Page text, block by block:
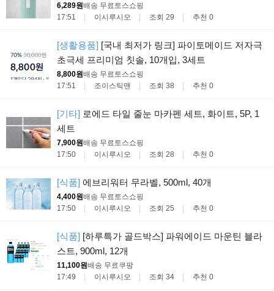
6,289원배송 무료토스쇼핑
17:51
이시루시오 조회 29 추천 0
[생활용품] [국내 최저가 링크] 파이토메이드 저자극
초극세 프리미엄 칫솔, 10개입, 3세트
8,800원배송 무료토스쇼핑
17:51
조이스틱맨 조회 38 추천 0
[기타] 로에드 타일 줄눈 마카펜 세트, 화이트, 5P, 1
세트
7,900원배송 무료토스쇼핑
17:50
이시루시오 조회 28 추천 0
[식품] 에브리워터 무라벨, 500ml, 40개
4,400원배송 무료토스쇼핑
17:50
이시루시오 조회 25 추천 0
[식품] [하루특가 골드박스] 파워에이드 마운틴 블라
스트, 900ml, 12개
11,100원배송 무료쿠팡
17:49
이시루시오 조회 34 추천 0